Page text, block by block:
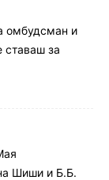
омбудсман и
ставаш за
Шиши и Б.Б.